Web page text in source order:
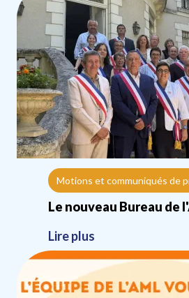
Motions et communiqués de
Le nouveau Bureau de
Lire plus